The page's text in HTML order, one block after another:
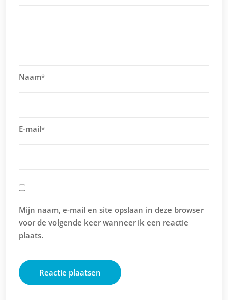
Naam*
E-mail*
Mijn naam, e-mail en site opslaan in deze browser
voor de volgende keer wanneer ik een reactie
plaats.